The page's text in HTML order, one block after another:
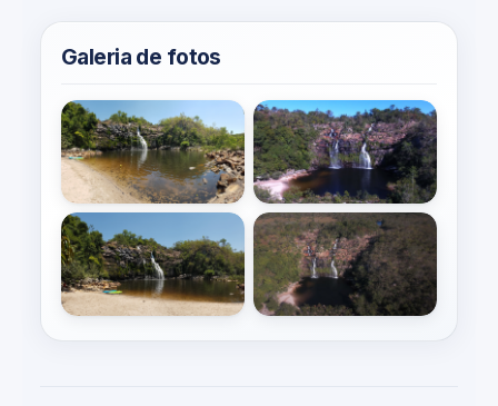
Galeria de fotos